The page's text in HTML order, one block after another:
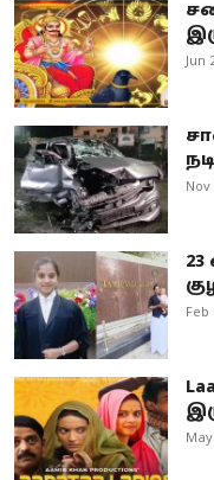
Jun
Nov
Feb